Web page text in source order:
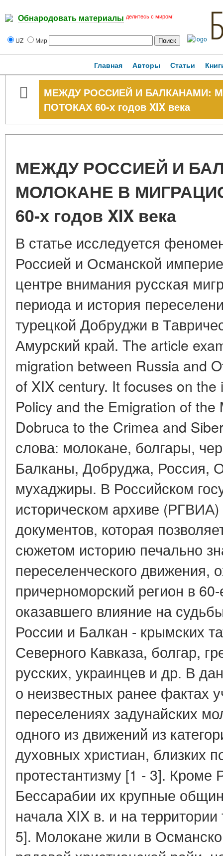
Обнародовать материалы делитесь с миром!
UZ Мир
Главная Авторы Статьи
МЕЖДУ РОССИЕЙ И БАЛКАНАМИ:
ПОТОКАХ 60-х годов XIX века
МЕЖДУ РОССИЕЙ И
МОЛОКАНЕ В
60-х годов XIX века
В статье исследуется
Россией и Османской
центре внимания русская
периода и история
турецкой Добруджи в
Амурский край. The article
migration between Russia and
of XIX century. It focuses on
Policy and the Emigration of
Dobruca to the Crimea and
слова: молокане, болгары,
Балканы, Добруджа, Россия,
мухаджиры. В Российском
историческом архиве
документов, которая
сюжетом историю печально
переселенческого движения,
причерноморский регион в
оказавшего влияние на
России и Балкан - крымских
Северного Кавказа, болгар,
русских, украинцев и др. В
о неизвестных ранее фактах
переселениях задунайских
одного из движений из
духовных христиан, близких
протестантизму [1 - 3].
Бессарабии их крупные
начала XIX в. и на
5]. Молокане жили в